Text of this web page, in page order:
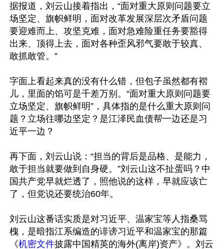
据报道，刘云山接着指出，“面对重大原则问题要立
场坚定、旗帜鲜明，面对改革发展深层次矛盾问题
要迎难而上、攻坚克难，面对急难险重任务要豁得
出来、顶得上去，面对各种歪风邪气要敢于较真、
敢抓敢管。”
字面上看起来真的没有什么错，但包子虽然都有褶
儿，里面的馅可是千差万别。“面对重大原则问题要
立场坚定、旗帜鲜明”，具体指的是什么重大原则问
题？立场往哪边坚定？是江泽民血债帮一边还是习
近平一边？
再下面，刘云山说：“担当的背后是品格、是能力，
敢于担当就要做到自身硬。”刘云山这不扯蛋吗？中
国共产党早就烂透了，照他说的这样，早就应该亡
了，但党说还要统治60年。
刘云山这番话实质是对习近平、温家宝等人指桑骂
槐，是暗指江系编造的诽谤习近平和温家宝的那篇
《机密文件披露中国精英的海外(离岸)资产》。刘云